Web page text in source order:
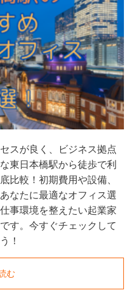
スが良く、ビジネス拠点
東日本橋駅から徒歩で利
比較！初期費用や設備、
なたに最適なオフィス選
事環境を整えたい起業家
す。今すぐチェックして
！
む